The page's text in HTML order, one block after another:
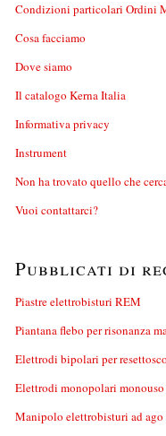
Condizioni particolari Ordini
Cosa facciamo
Dove siamo
Il catalogo Kerna Italia
Informativa privacy
Instrument
Non ha trovato quello che
Vuoi contattarci?
Pubblicati di
Piastre elettrobisturi REM
Piantana flebo per risonanza
Elettrodi bipolari per
Elettrodi monopolari monouso
Manipolo elettrobisturi ad ago